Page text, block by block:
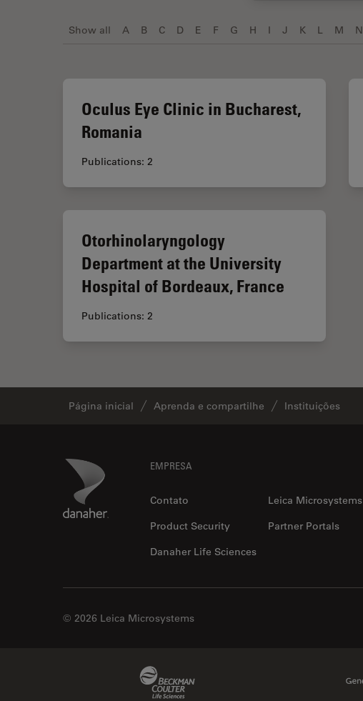
Show all A B C D E F G H I J K L M N
Oculus Eye Clinic in Bucharest,
Romania
Publications: 2
Otorhinolaryngology
Department at the University
Hospital of Bordeaux, France
Publications: 2
Página inicial Aprenda e compartilhe Instituições
Danaher Logo EMPRESA
Contato
Leica Microsystems
Product Security
Partner Portals
Danaher Life Sciences
© 2026 Leica Microsystems